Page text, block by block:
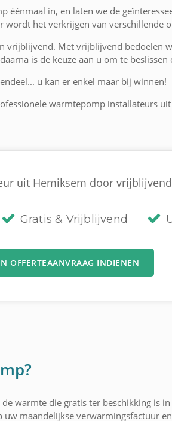
in, en laten we de
wordt het verkrijgen van verschillende
vrijblijvend. Met vrijblijvend bedoelen
is de keuze aan u om te
u kan er enkel maar bij winnen!
warmtepomp installateurs
uit Hemiksem door
Gratis & Vrijblijvend
OFFERTEAANVRAAG INDIENEN
warmte die gratis ter beschikking is
maandelijkse verwarmingsfactuur